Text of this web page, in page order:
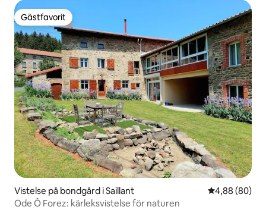
Gästfavorit
Gästfavorit
Vistelse på bondgård i Saillant 4,88 av 5 i
4,88 (80)
Ode Ô Forez: kärleksvistelse för naturen